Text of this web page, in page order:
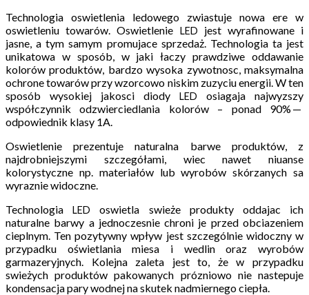
Technologia oswietlenia ledowego zwiastuje nowa ere w
oswietleniu towarów. Oswietlenie LED jest wyrafinowane i
jasne, a tym samym promujace sprzedaż. Technologia ta jest
unikatowa w sposób, w jaki łaczy prawdziwe oddawanie
kolorów produktów, bardzo wysoka zywotnosc, maksymalna
ochrone towarów przy wzorcowo niskim zuzyciu energii. W ten
sposób wysokiej jakosci diody LED
osiagaja najwyzszy
współczynnik odzwierciedlania kolorów – ponad 90% —
odpowiednik klasy 1A.
Oswietlenie prezentuje naturalna barwe produktów, z
najdrobniejszymi szczegółami, wiec nawet niuanse
kolorystyczne np. materiałów lub wyrobów skórzanych sa
wyraznie widoczne.
TechnologiaLED
oswietla swieże produkty oddajac ich
naturalne barwy a jednoczesnie chroni je przed obciazeniem
cieplnym. Ten pozytywny wpływ jest szczególnie widoczny w
przypadku oświetlania miesa i wedlin oraz wyrobów
garmazeryjnych. Kolejna zaleta jest to, że w przypadku
swieżych produktów pakowanych prózniowo nie nastepuje
kondensacja pary wodnej na skutek nadmiernego ciepła.